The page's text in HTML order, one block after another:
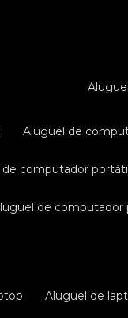
aluguel de
de computador
aluguel de computador
aluguel de